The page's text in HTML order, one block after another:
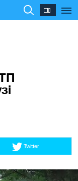
Twitter